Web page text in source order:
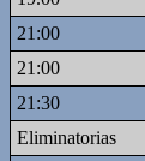
21:00
21:00
21:30
Eliminatorias